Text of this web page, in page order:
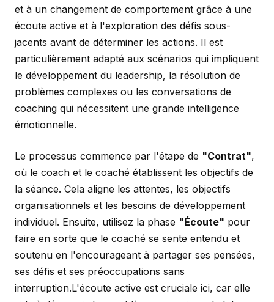
et à un changement de comportement grâce à une
écoute active et à l'exploration des défis sous-
jacents avant de déterminer les actions. Il est
particulièrement adapté aux scénarios qui impliquent
le développement du leadership, la résolution de
problèmes complexes ou les conversations de
coaching qui nécessitent une grande intelligence
émotionnelle.
Le processus commence par l'étape de "Contrat",
où le coach et le coaché établissent les objectifs de
la séance. Cela aligne les attentes, les objectifs
organisationnels et les besoins de développement
individuel. Ensuite, utilisez la phase "Écoute" pour
faire en sorte que le coaché se sente entendu et
soutenu en l'encourageant à partager ses pensées,
ses défis et ses préoccupations sans
interruption.L'écoute active est cruciale ici, car elle